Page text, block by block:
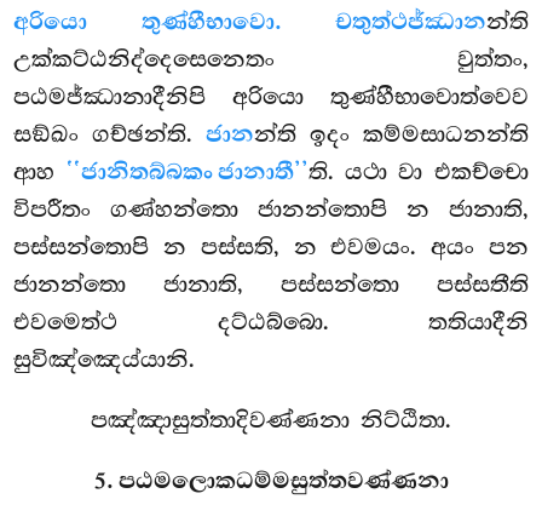
අරියො තුණ්හීභාවො. චතුත්ථජ්ඣානන්ති
උක්කට්ඨනිද්දෙසෙනෙතං වුත්තං,
පඨමජ්ඣානාදීනිපි අරියො තුණ්හීභාවොත්වෙව
සඞ්ඛංගච්ඡන්ති.ජානන්ති ඉදං කම්මසාධනන්ති
ආහ ‘‘ජානිතබ්බකං ජානාතී’’ති. යථා වා එකච්චො
විපරීතං ගණ්හන්තො ජානන්තොපි න ජානාති,
පස්සන්තොපි න පස්සති, න එවමයං. අයං පන
ජානන්තො ජානාති, පස්සන්තො පස්සතීති
එවමෙත්ථ දට්ඨබ්බො. තතියාදීනි
සුවිඤ්ඤෙය්යානි.
පඤ්ඤාසුත්තාදිවණ්ණනා නිට්ඨිතා.
5. පඨමලොකධම්මසුත්තවණ්ණනා